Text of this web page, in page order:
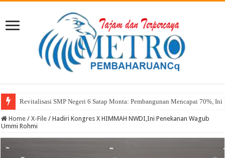
Revitalisasi SMP Negeri 6 Satap Monta: Pembangunan Mencapai 70%,
Sekda Abul: Pelantikan adalah Pengakuan Kompetensi
Home / X-File / Hadiri Kongres X HIMMAH NWDI,Ini Penekanan Wagub
Ummi Rohmi